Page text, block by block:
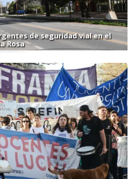
de seguridad vial en el
Rosa